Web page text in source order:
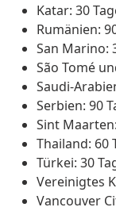
Katar: 30
Rumänien:
San Marino:
São Tomé
Saudi-
Serbien: 90
Sint
Thailand: 60
Türkei: 30
Vereinigtes
Vancouver